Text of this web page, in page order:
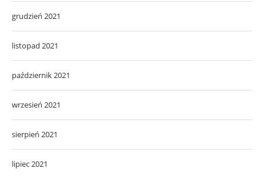
grudzień 2021
listopad 2021
październik 2021
wrzesień 2021
sierpień 2021
lipiec 2021